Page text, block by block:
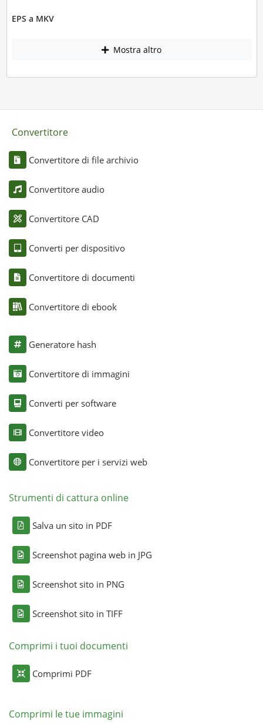
EPS a MKV
Mostra altro
Convertitore
Convertitore di file archivio
Convertitore audio
Convertitore CAD
Converti per dispositivo
Convertitore di documenti
Convertitore di ebook
Generatore hash
Convertitore di immagini
Converti per software
Convertitore video
Convertitore per i servizi web
Strumenti di cattura online
Salva un sito in PDF
Screenshot pagina web in JPG
Screenshot sito in PNG
Screenshot sito in TIFF
Comprimi i tuoi documenti
Comprimi PDF
Comprimi le tue immagini